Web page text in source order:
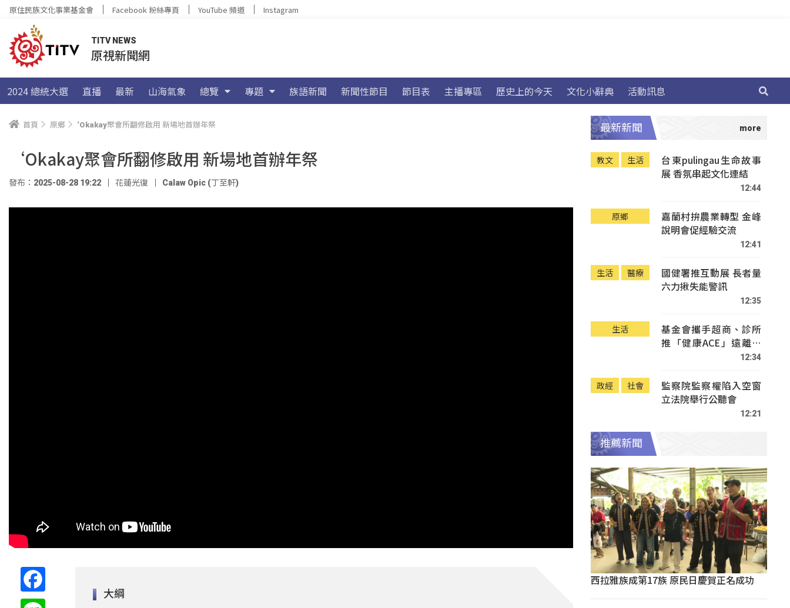
原住民族文化事業基金會 Facebook 粉絲專頁 YouTube 頻道 Instagram
TITV NEWS
原視新聞網
2024 總統大選 直播 最新 山海氣象 總覽 專題 族語新聞 新聞性節目 節目表 主播專區 歷史上的今天 文化小辭典 活動訊息
首頁 原鄉 ‘Okakay聚會所翻修啟用 新場地首辦年祭
‘Okakay聚會所翻修啟用 新場地首辦年祭
發布：2025-08-28 19:22 花蓮光復 Calaw Opic (丁至軒)
大綱
最新新聞
教文 生活
台東pulingau生命故事
展 香氛串起文化連結
12:44
原鄉
嘉蘭村拚農業轉型 金峰
說明會促經驗交流
12:41
生活 醫療
國健署推互動展 長者量
六力揪失能警訊
12:35
生活
基金會攜手超商、診所
推「健康ACE」遠離疾
12:34
政經 社會
監察院監察權陷入空窗
立法院舉行公聽會
12:21
推薦新聞
西拉雅族成第17族 原民日慶賀正名成功